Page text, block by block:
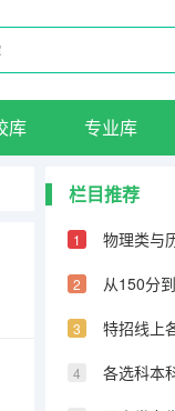
库 专业库
栏目推荐